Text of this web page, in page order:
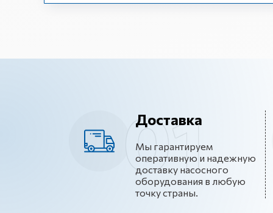
Доставка
Мы гарантируем
оперативную и надежную
доставку насосного
оборудования в любую
точку страны.